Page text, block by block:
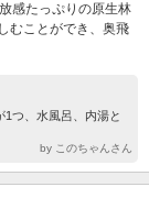
感たっぷりの原生林
むことができ、奥飛
つ、水風呂、内湯と
by このちゃんさん